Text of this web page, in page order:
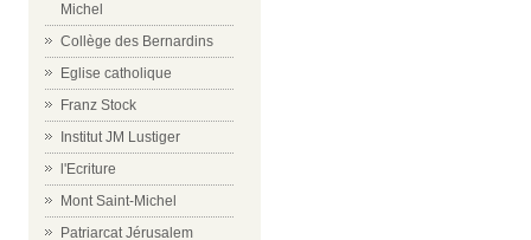
Michel
Collège des Bernardins
Eglise catholique
Franz Stock
Institut JM Lustiger
l'Ecriture
Mont Saint-Michel
Patriarcat Jérusalem